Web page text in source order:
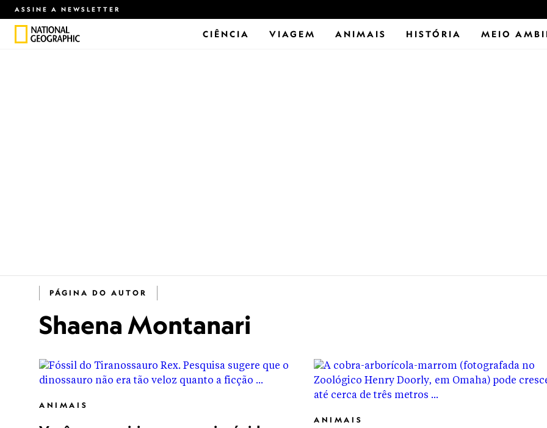
ASSINE A NEWSLETTER
CIÊNCIA VIAGEM ANIMAIS HISTÓRIA MEIO
PÁGINA DO AUTOR
Shaena Montanari
ANIMAIS
ANIMAIS